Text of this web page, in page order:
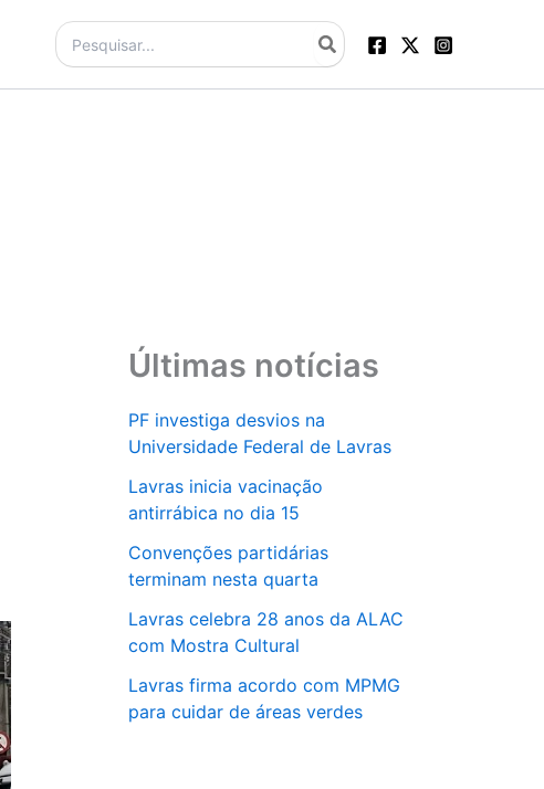
Procurar:
Últimas notícias
PF investiga desvios na
Universidade Federal de Lavras
Lavras inicia vacinação
antirrábica no dia 15
Convenções partidárias
terminam nesta quarta
Lavras celebra 28 anos da ALAC
com Mostra Cultural
Lavras firma acordo com MPMG
para cuidar de áreas verdes